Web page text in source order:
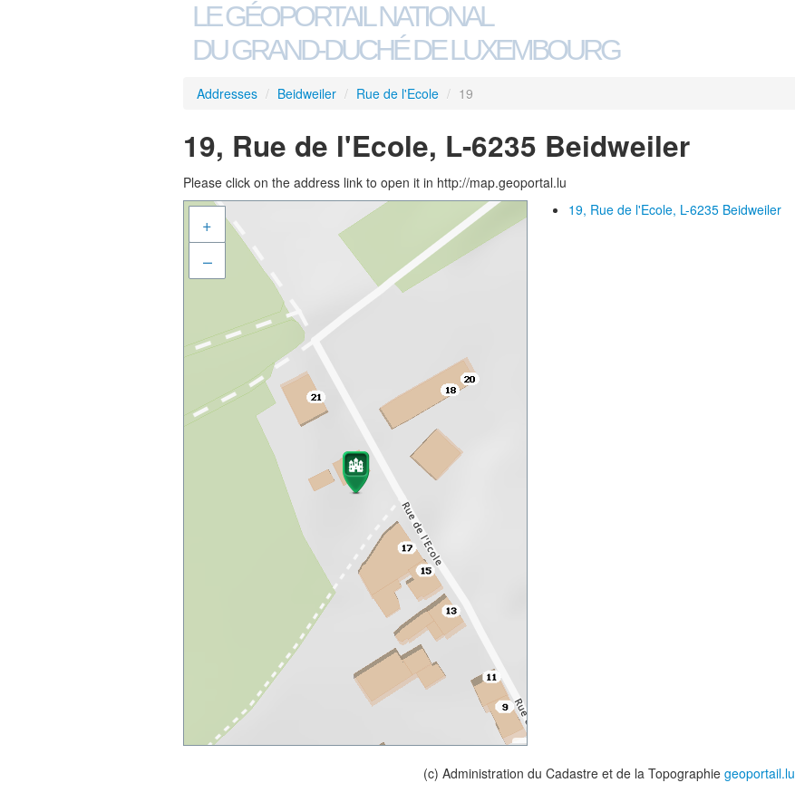
LE GÉOPORTAIL NATIONAL
DU GRAND-DUCHÉ DE LUXEMBOURG
Addresses / Beidweiler / Rue de l'Ecole / 19
19, Rue de l'Ecole, L-6235 Beidweiler
Please click on the address link to open it in http://map.geoportal.lu
+
–
19, Rue de l'Ecole, L-6235 Beidweiler
(c) Administration du Cadastre et de la Topographie geoportail.lu